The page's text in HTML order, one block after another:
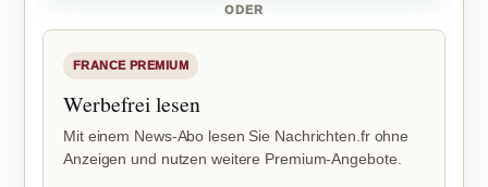
ODER
FRANCE PREMIUM
Werbefrei lesen
Mit einem News-Abo lesen Sie Nachrichten.fr ohne
Anzeigen und nutzen weitere Premium-Angebote.